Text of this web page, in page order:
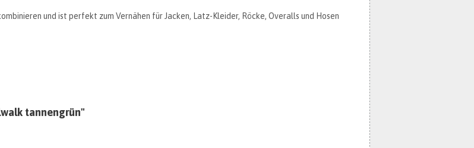
und ist perfekt zum Vernähen für Jacken, Latz-Kleider, Röcke, Overalls und Hosen
tannengrün"